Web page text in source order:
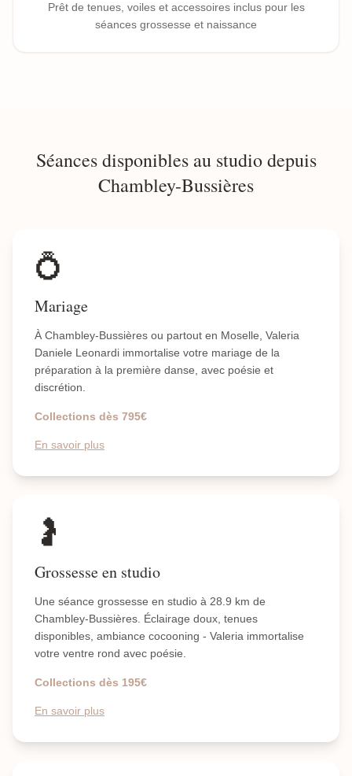
Prêt de tenues, voiles et accessoires inclus pour les
séances grossesse et naissance
Séances disponibles au studio depuis
Chambley-Bussières
💍
Mariage
À Chambley-Bussières ou partout en Moselle, Valeria
Daniele Leonardi immortalise votre mariage de la
préparation à la première danse, avec poésie et
discrétion.
Collections dès 795€
En savoir plus
🤰
Grossesse en studio
Une séance grossesse en studio à 28.9 km de
Chambley-Bussières. Éclairage doux, tenues
disponibles, ambiance cocooning - Valeria immortalise
votre ventre rond avec poésie.
Collections dès 195€
En savoir plus